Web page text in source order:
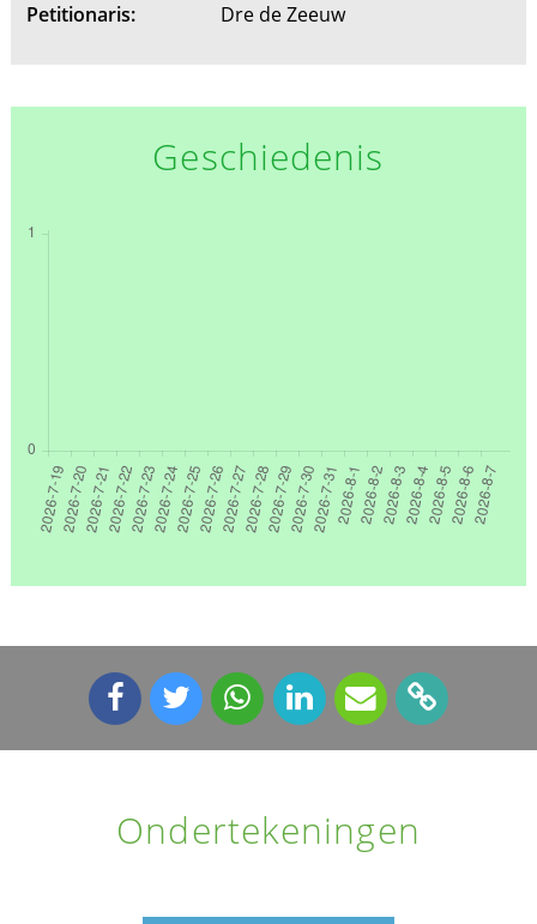
Petitionaris: Dre de Zeeuw
Geschiedenis
Ondertekeningen